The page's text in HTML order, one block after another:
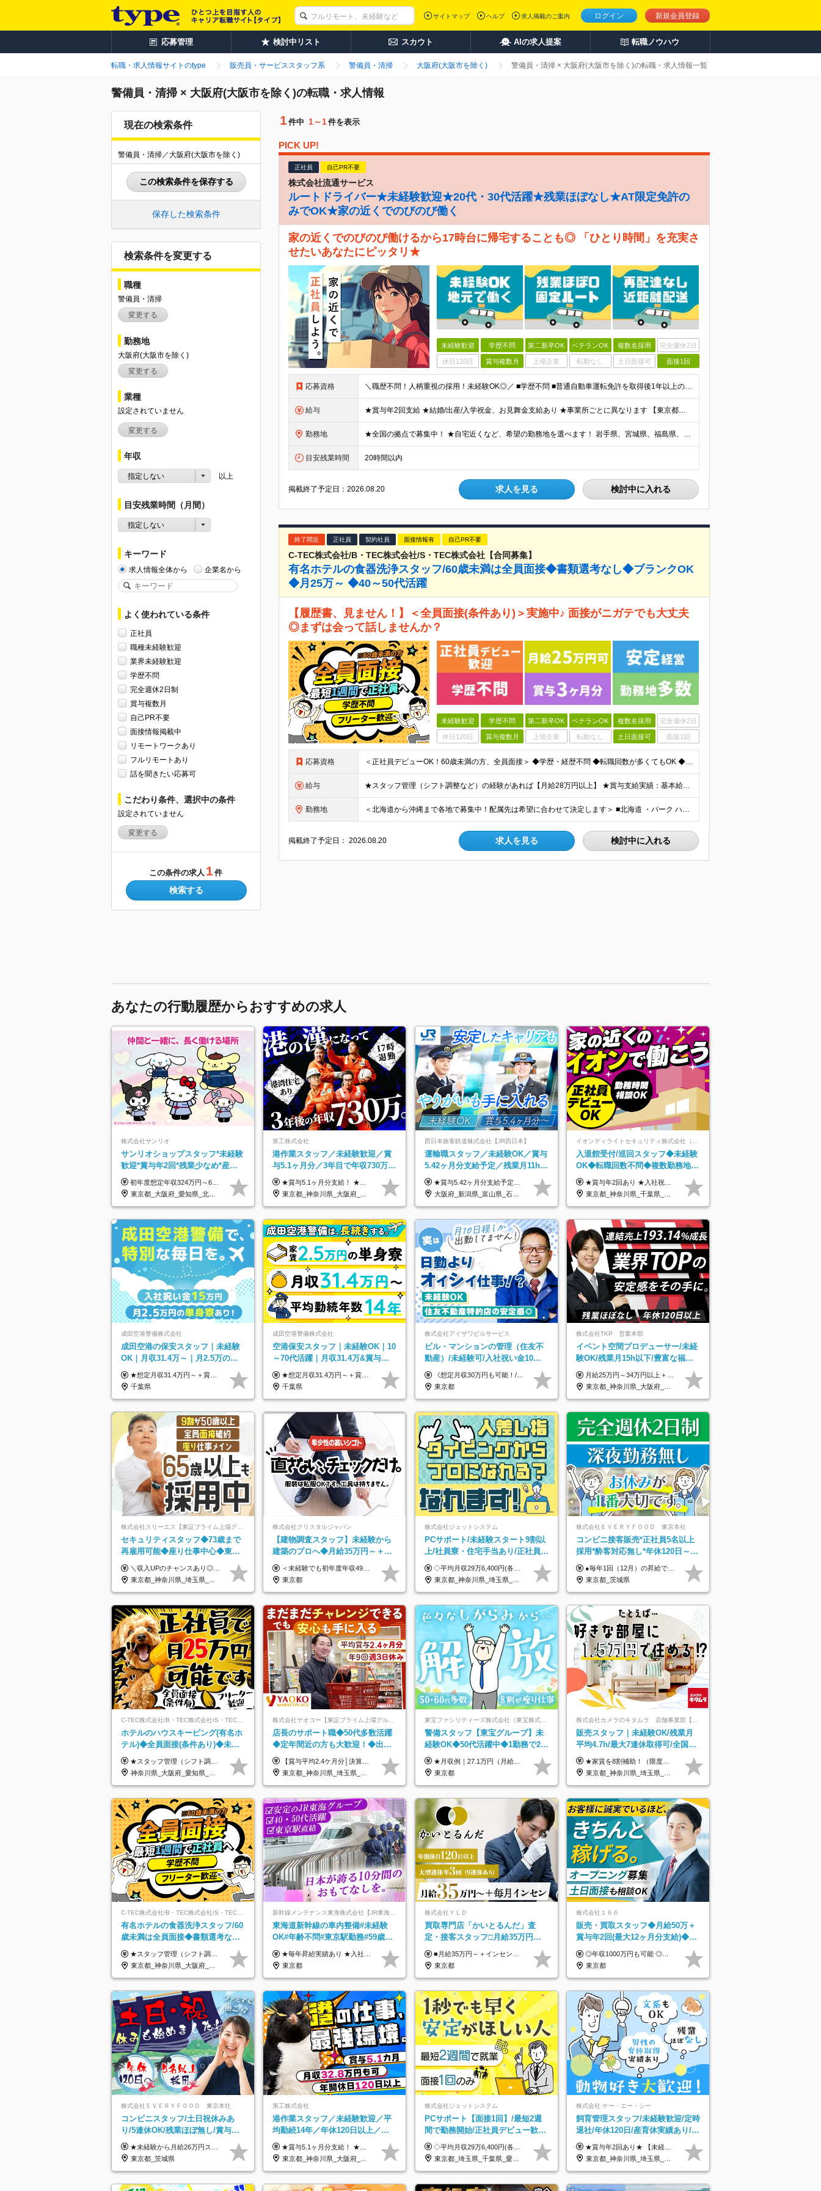
ログイン 新規会員登録
サイトマップ ヘルプ 求人掲載のご案内
応募管理 検討中リスト スカウト AIの求人提案 転職ノウハウ
転職・求人情報サイトのtype 販売員・サービススタッフ系 警備員・清掃 大阪府(大阪市を除く) 警備員・清掃 × 大阪府(大阪市を除く)の転職・求人情報一覧
警備員・清掃 × 大阪府(大阪市を除く)の転職・求人情報
現在の検索条件
警備員・清掃／大阪府(大阪市を除く)
この検索条件を保存する
保存した検索条件
検索条件を変更する
職種
警備員・清掃
変更する
勤務地
大阪府(大阪市を除く)
変更する
業種
設定されていません
変更する
年収
指定しない 以上
目安残業時間（月間）
指定しない
キーワード
求人情報全体から 企業名から
よく使われている条件
正社員
職種未経験歓迎
業界未経験歓迎
学歴不問
完全週休2日制
賞与複数月
自己PR不要
面接情報掲載中
リモートワークあり
フルリモートあり
話を聞きたい応募可
こだわり条件、選択中の条件
設定されていません
変更する
この条件の求人 1 件
検索する
1 件中 1～1件を表示
PICK UP!
正社員 自己PR不要
株式会社流通サービス
ルートドライバー★未経験歓迎★20代・30代活躍★残業ほぼなし★AT限定免許の
みでOK★家の近くでのびのび働く
家の近くでのびのび働けるから17時台に帰宅することも◎ 「ひとり時間」を充実さ
せたいあなたにピッタリ★
未経験歓迎 学歴不問 第二新卒OK ベテランOK 複数名採用 完全週休2日
休日120日 賞与複数月 上場企業 転勤なし 土日面接可 面接1回
応募資格 ＼職歴不問！人柄重視の採用！未経験OK◎／ ■学歴不問 ■普通自動車運転免許を取得後1年以上の方（AT限定可） ※一部勤務地で「2017年3月12日以降の取得者は要準中型免許」 ■44歳以下(※例外
給与 ★賞与年2回支給 ★結婚/出産/入学祝金、お見舞金支給あり ★事業所ごとに異なります 【東京都】 月給284,000円～298,540円 【神奈川県/千葉県】 月給284,000円 【埼玉県】 月給2
勤務地 ★全国の拠点で募集中！ ★自宅近くなど、希望の勤務地を選べます！ 岩手県、宮城県、福島県、新潟県、栃木県、茨城県、埼玉県、千葉県、東京都、神奈川県、山梨県、長野県、静岡県、滋賀県、兵庫県、岡山県、広
目安残業時間 20時間以内
掲載終了予定日：2026.08.20 求人を見る 検討中に入れる
終了間近 正社員 契約社員 面接情報有 自己PR不要
C-TEC株式会社/B・TEC株式会社/S・TEC株式会社【合同募集】
有名ホテルの食器洗浄スタッフ/60歳未満は全員面接◆書類選考なし◆ブランクOK
◆月25万～ ◆40～50代活躍
【履歴書、見ません！】＜全員面接(条件あり)＞実施中♪ 面接がニガテでも大丈夫
◎まずは会って話しませんか？
未経験歓迎 学歴不問 第二新卒OK ベテランOK 複数名採用 完全週休2日
休日120日 賞与複数月 上場企業 転勤なし 土日面接可 面接1回
応募資格 ＜正社員デビューOK！60歳未満の方、全員面接＞ ◆学歴・経歴不問 ◆転職回数が多くてもOK ◆未経験／第二新卒OK ◆ブランクありOK ◆60歳未満の方（※定年年齢を上限として募集するため） ☆普
給与 ★スタッフ管理（シフト調整など）の経験があれば【月給28万円以上】 ★賞与支給実績：基本給の2ヶ月分～3ヶ月分 ＝＝ライフスタイルに合わせて働き方を選べます＝＝ ■正社員 ＜未経験者＞月給25万円～
勤務地 ＜北海道から沖縄まで各地で募集中！配属先は希望に合わせて決定します＞ ■北海道 ・パーク ハイアット ニセコ HANAZONO ★住み込み可 北海道虻田郡倶知安町字岩尾別328-47 ■東京都 ・
掲載終了予定日：2026.08.20 求人を見る 検討中に入れる
あなたの行動履歴からおすすめの求人
株式会社サンリオ
サンリオショップスタッフ*未経験
歓迎*賞与年2回*残業少なめ*産育
休取得実績豊富*可愛い制服*社割
有
初年度想定年収324万円～690万円！ ◆全国一律 月給230,000円～＋賞与＋通勤手当＋役職手当＋時間外手当 《手当充実！》 ＊昇給/年1回 ＊賞与/年2回（7月/12月） ＊通勤手当：交通費支給（規定あり） ＊時間外手当 ＊販売職手当 ＊役職手当 《キャリアパス》 ▼店長（32歳）／年収400万円 ▼トレーナー（37歳）／年収500万円 ▼SV（40歳）／年収570万円 ※SVとして活躍された場合、574万円以上に昇給も目指せます。 日頃のお店での頑張りをしっかり評価する体制を整えており、 ご自身の努力次第で昇給する制度を用意しています！ 《ゆくゆくは・・・》 ■店舗スタッフをとりまとめ、お店づくりを主体で行う店長へ ■複数店舗を統括するトレーナーへとキャリアアップ ■様々な規模の店舗を経験しSVとして活躍した後は、本社の教育担当や店舗支援を担う本部スタッフとして活躍いただけます。 ※経験・能力を考慮の上、当社規定により優遇いたします。 ※入社日から6カ月間の試用期間あり。その間の待遇に差異はありません。
東京都_大阪府_愛知県_北海道_栃木県_静岡県_兵庫県_京都府_福岡県
第工株式会社
港作業スタッフ／未経験歓迎／賞
与5.1ヶ月分／3年目で年収730万円
も可／食事手当あり／年休120日以
上
★賞与5.1ヶ月分支給！ ★入社3年目・30代で年収730万円の先輩も活躍中！ ★入社1年目・20代で月収29万円の実績あり 月給：22.5万円～30.5万円＋各種手当＋賞与年2回＋残業代全額支給 ※経験・能力などを考慮のうえ決定します ※上記月給には食事手当(5000円／月）を含みます ※残業代は分単位で100％支給いたします ※試用期間3ヶ月。その間の給与・待遇に差異はありません 【月収例】 ◆33.5万円／31歳 入社7か月 ◆38.5万円／32歳 入社1年目 ◆48.4万円／44歳 入社12年目 ※経験・能力などを考慮のうえ決定 ※月収・給与例には休日手当も含みます 【手当詳細】 ◆交通費規定支給（上限3万5000円／月） ◆時間外手当全額支給 ◆休日出勤手当 ◆港湾住宅あり（1R・2万円台～） ◆資格取得支援制度：全額負担 ◆地域手当：関東地区1万円／月
東京都_神奈川県_大阪府_愛知県_兵庫県
西日本旅客鉄道株式会社【JR西日本】
運輸職スタッフ／未経験OK／賞与
5.42ヶ月分支給予定／残業月11h程
／年休119日+有給平均18.7日
★賞与5.42ヶ月分支給予定あり！ （大卒以上）月給24万1,692円～39万5,780円＋各種手当＋賞与2回 （高卒以上）月給22万2,662円～39万5,780円＋各種手当＋賞与2回 ※上記は2025年度新卒支払額（京阪神地区）となります ※勤務地・学歴で異なり、ご経験・能力等をふまえた金額を加算します ※残業代は別途全額支給します ※当社規程に基づき決定します ※試用期間あり（3ヶ月／待遇に変更はありません） ※基本給以外の諸手当として扶養・職務・時間外・通勤手当等を支給します ※京阪神地区以外の勤務地の場合 月給（大卒）23万0,706円～／月給（高卒）21万2,541円～となります
大阪府_新潟県_富山県_石川県_福井県_三重県_兵庫県_京都府_滋賀県_奈良県_和歌山県_広島県_岡山県_鳥取県_島根県_山口県_福岡県
入退館受付/巡回スタッフ◆未経験
OK◆転職回数不問◆複数勤務地で
募集中◆ブランクありOK◆室内業
務がメイン
★賞与年2回あり ★入社祝い金3万円支給 ★出産祝い金や育児支援金などの手当も充実！ ≪給与モデル≫ 【東京】基本給27万2780円/月給＋時間外手当（25h） 【愛知】基本給25万4990円/月給＋時間外手当（25h） 【大阪】基本給25万4990円/月給＋時間外手当（25h） 【福岡】基本給23万7200円/月給＋時間外手当（25h） -------------- ▽各地の給与は下記をご確認ください！ ■北海道 月給20万円～ ■東北 月給20万円～ ■北関東 埼玉／月給22万5000円～ 茨城・群馬・新潟／月給20万円～ ■南関東 東京・神奈川／月給23万円～ 千葉／月給22万5000円～ 山梨／月給20万円～ ■中部 愛知／月給21万5000円～ 長野・岐阜・三重／月給20万円～ ■関西 大阪／月給21万5000円～ 京都・兵庫／月給21万円～ 滋賀・奈良／月給20万円～ ■中四国 岡山・山口・四国・広島／月給20万円～ ■九州 福岡・鹿児島・長崎／月給20万円～
東京都_神奈川県_千葉県_北海道_福島県_長野県_岐阜県_三重県_京都府_福岡県
成田空港警備株式会社
成田空港の保安スタッフ｜未経験
OK｜月収31.4万～｜月2.5万の単
身寮｜住宅手当&家族手当｜入社
祝い金15万
★想定月収31.4万円～＋賞与年2回（59万円以上） ★入社お祝い金15万円支給 ★水道+光熱費無料の家賃がリーズナブルな社員寮(単身寮)あり！ ★住宅手当&家族手当あり 月給24万5000円以上(基本給21万1000円＋業務別手当35,000円)＋賞与年2回（賞与支給額：59万円以上を想定）＋残業代全額 ※みなし残業なし！残業代は全額支給します。 ※資格手当・深夜手当など、様々な手当をご用意しています。 ※入社お祝い金は１か月経過後、3ヶ月経過後、6ヶ月経過後に各5万円ずつ給与に加算して支給いたします。 ※指定の検定資格をお持ちの方には別途手当を支給します。入社後に取得した場合は給与に加算し支給します。 ・施設警備 1級7,000円 2級4,000円 ・交通誘導 1級7,000円 2級4,000円 ・雑踏警備 1級7,000円 2級4,000円 など
千葉県
成田空港警備株式会社
空港保安スタッフ｜未経験OK｜10
～70代活躍｜月収31.4万&賞与年2
回｜家族・住宅手当｜光熱費0円の
単身寮
★想定月収31.4万円～＋賞与年2回（59万円以上） ★入社お祝い金15万円支給 ★水道+光熱費無料の家賃がリーズナブルな社員寮(単身寮)あり！ 月給24万5000円以上(基本給21万1000円＋業務別手当35,000円)＋賞与年2回（賞与支給額：59万円以上を想定）＋残業代全額 ※みなし残業なし！残業代は全額支給します。 ※資格手当・深夜手当など、様々な手当をご用意しています。 ※入社お祝い金は１か月経過後、3ヶ月経過後、6ヶ月経過後に各5万円ずつ給与に加算して支給いたします。 ※指定の検定資格をお持ちの方には別途手当を支給します。入社後に取得した場合は給与に加算し支給します。 ・施設警備 1級7,000円 2級4,000円 ・交通誘導 1級7,000円 2級4,000円 ・雑踏警備 1級7,000円 2級4,000円 など
千葉県
株式会社アイザワビルサービス
ビル・マンションの管理（住友不
動産）/未経験可/入社祝い金10万
円/月収30万円可/40～50代活
躍/S102
《想定月収30万円も可能！/想定年収380万円》 ■月給24万5000円以上＋賞与年2回(2カ月/2025年実績)＋時間外手当＋資格手当＋役職手当＋交通費 ………… ≪昇給、賞与、および各種諸手当について≫ ◇入社お祝い金（10万円 ※3カ月精勤後支給） ◇昇給/年1回 ◇賞与/年2回(2カ月/2025年実績) ◇時間外手当 ◇資格手当 └・ビル設備管理技能士1級（1万円/月） ・ビル設備管理技能士2級（5000円/月） ・建築物環境衛生管理技術者（1万円/月） ・防火管理技能者（3000円/月） ・消防設備士乙4類（3000円/月） 他 ◇役職手当 └・班長/サブリーダー/リーダー（5000円～2万円/月） ◇物件手当（最大2万円 ※物件により異なる） ◇退職金あり ※経験・年齢・能力を考慮した上、当社規定により優遇いたします。 ※3カ月の試用期間あり。その間の給与や福利厚生に差異はありません。 《モデル年収》 ・入社1年/35歳：年収380万円 ・入社3年/38歳：年収400万円
東京都
株式会社TKP 営業本部
イベント空間プロデューサー/未経
験OK/残業月15h以下/豊富な福利
厚生/全国募集/平均有給取得日数
14.9日
月給25万円～34万円以上＋各種手当＋残業代＋賞与年2回（昨年度2～4ヶ月分） 初年度想定年収：350万円～ ＜クラス・経験別の月給目安＞ ■メンバークラス：月給25万円以上 ■店長やSVなどのマネジメント経験者：月給30万円～スタート可 ■リーダークラス：月給34万円以上 ※月給は配属エリア・経験・能力を考慮して決定します（前職の経験・収入をお聞かせください）。 ※上記にはみなし残業手当20～30時間分（メンバー：3万1134円以上、経験5年以上：5万2448円以上、リーダー：5万9441円以上）を含みます。 ※超過分は別途支給いたします。
東京都_神奈川県_大阪府_愛知県_北海道_宮城県_静岡県_京都府_広島県_福岡県
セキュリティスタッフ◆73歳まで
再雇用可能◆座り仕事中心◆東証
プライム上場G◆応募者全員面接
◆賞与年2回
＼収入UPのチャンスあり◎昇給も可能です！／ ◆正社員 月給(地域による）＋グレード手当、深夜手当、残業代（全額支給）等の各種手当＋賞与年2回 ＜東京都／神奈川県（横浜市）＞ 月給21万4000円～27万円 ＜埼玉県／千葉県＞ 月給19万90000円～25万1000円 ＜栃木県／茨城県／山梨県＞ 月給18万4000円～23万6000円 【試用期間】 正社員：3ヵ月 アルバイト：なし ※試用期間と本採用後の給与・待遇に差異はありません ※グレード手当、深夜手当の詳細額は面接にてご案内させていただきます ※正社員は60歳定年のため、60代の方は嘱託社員での採用です。給与条件は嘱託給与となり、退職金と賞与がありません ＼正社員は「グレード認定制」という評価あり！制度勤続年数等に応じて入社時から手当を支給／ ◆グレードI：＋2000円（入社時～） ◆グレードII：＋5000円（在籍1年以上＆当社基準に当てはまる方） ◆グレードIII：＋1万円（社内試験の合格者） ◆アルバイト・パート 東京都:時給1226円 神奈川県:時給1225円 千葉県：時給1140円 埼玉県:時給1141円 栃木県:1068円 茨城県:1074円 山梨県:1052円
東京都_神奈川県_埼玉県_千葉県_茨城県_栃木県_山梨県
株式会社クリスタルジャパン
【建物調査スタッフ】未経験から
建築のプロへ◆月給35万円～＋賞
与年2回◆官公庁・UR直取引◆残
業月10h
＜未経験でも初年度年収490万円～＞ ◆月給35万円～65万円＋賞与年2回（7月・12月） 【なぜ未経験に35万円を払えるのか】 UR都市機構様・日本郵政様・官公庁との直取引で中間マージンがなく、修繕・緊急対応だけで年4,000～5,000件。仕事が途切れない基盤があるため、調査を担う人材に相応の給与を支払えます。 【昇給について】 年齢や社歴ではなく、成長と貢献に応じて昇給する仕組みです。1回の昇給で年収100万円UPした社員もいます。 ※経験・スキルに応じて加給・優遇いたします ※試用期間3ヶ月（その間の給与・待遇に差異はありません） ※上記月給には、固定残業代（月45時間分／8.8万円～16.5万円）を含みます。超過分は別途全額支給します ※実際の残業は月平均10時間程度です。固定残業代は残業の有無にかかわらず全額支給します 【固定残業代について】 固定残業45時間分（88,000円～165,000円）を含む ※超過分は別途全額支給
東京都
株式会社ジェットシステム
PCサポート/未経験スタート9割以
上/社員寮・住宅手当あり/正社員デ
ビューOK/20代～30代活躍中/全国
募集
◇平均月収29万6,400円(各種手当含む) ◇住宅手当⇒最大家賃の半額支給 ◇賞与年2回支給 ■月給22万5,000円以上＋地域手当＋時間外手当＋住宅手当＋家族手当 ※経験やスキルに応じて給与を決定します ※試用期間2ヶ月あり（期間内は時給1,060円以上となります） └地域により上がる可能性があり／例：東京都時給1,370円 └その他待遇に差異なし ＜モデル月収例＞ 1年目：296,400円 3年目：320,000円 【固定残業代について】 なし（残業代は、実際の労働時間に応じて別途全額支給）
東京都_神奈川県_埼玉県_千葉県_大阪府_愛知県_北海道_青森県_岩手県_宮城県_秋田県_山形県_福島県_茨城県_群馬県_新潟県_山梨県_長野県_富山県_石川県_静岡県_岐阜県_三重県_兵庫県_京都府_滋賀県_奈良県_和歌山県_広島県_岡山県_鳥取県_島根県_山口県_徳島県_香川県_愛媛県_高知県_福岡県_熊本県_佐賀県_長崎県_大分県_宮崎県_沖縄県
株式会社ＥＶＥＲＹＦＯＯＤ 東京本社
コンビニ接客販売*正社員5名以上
採用*酔客対応無し*年休120日～*
創業59年の安定基盤*コンビニ経験
者優遇
●毎年1回（12月）の昇給で給与にしっかり反映！ ●賞与年2回あり（6月・12月） 月給26万円＋賞与年2回＋交通費全額支給 役職の有無にかかわらず、日々の頑張りは正当に評価します！ リーダー・店長昇格後は等級に合わせて給与UP＋役職手当があるので、 納得感を持って働くことができます◎ ※経験・スキルを考慮の上、決定します ※上記金額には固定残業代（21時間分・3万7300円以上）を含みます。超過分は別途全額支給します ※試用期間3ヶ月間あり（期間中の給与・待遇に差異はありません）
東京都_茨城県
ホテルのハウスキーピング(有名ホ
テル)◆全員面接(条件あり)◆未経
験OK◆リゾート地も選べる◆月25
万円
★スタッフ管理（シフト調整など）の経験があれば【月給28万円以上】 ★賞与支給実績：基本給の2ヶ月分～3ヶ月分 ＝＝ライフスタイルに合わせて働き方を選べます＝＝ ■正社員 ＜未経験者＞月給25万円(寮なしの場合)～35万円＋賞与年2回 ＜経験者＞月給28万円～35万円＋賞与年2回 ※寮をご利用の場合は月給22万円～ ※経験やスキルに応じて決定します ※残業代全額支給 ※試用期間（3ヶ月間）中の雇用形態や待遇に差異はありません ※正社員の場合、転勤の可能性あり ■契約社員 月給22万円～＋残業代全額支給 ※契約社員の場合、賞与の支給および転勤の可能性はありません ※勤務時間や勤務日数の希望があればご相談に応じます ※試用期間なし ※契約の更新 有(勤務状況により判断する) 更新上限 有(通算契約期間の上限 1年/更新回数の上限 なし)
神奈川県_大阪府_愛知県_北海道_兵庫県_京都府_広島県_福岡県_大分県_宮崎県_鹿児島県_沖縄県
店長のサポート職◆50代多数活躍
◆定年間近の方も大歓迎！◆出勤
はお昼から◆平均賞与2.4ヶ月分◆
残業少なめ
【賞与平均2.4ケ月分│決算賞与も20年以上連続で支給中！】 ＜月収例＞ 月収29万円（地域限定正社員／残業代・各種手当含む） 月収26万円（契約社員／残業代・各種手当含む） ◆月給：月給258,400円～361,500円＋残業代＋各種手当 ※給与は前職での経験、スキルを考慮し、決定します ※残業代は全額支給します ※契約社員としてご入社いただく方は、賞与額に差異あり。詳細は面接でお話しします ※試用期間3ヶ月あり。条件に変更はありません ※契約社員の場合：契約期間12カ月（更新あり） ※60歳未満でご入社いただいた方も、60歳になったタイミングで雇用形態は契約社員に切り替えとなります。
東京都_神奈川県_埼玉県_千葉県_茨城県_栃木県_群馬県
東宝ファシリティーズ株式会社（東宝株式会社100％出資）
警備スタッフ【東宝グループ】未
経験OK◆50代活躍中◆1勤務で2日
分休み◆8割が座り仕事◆賞与年2
回
★月収例｜27.1万円（月給+残業代2.4万円+資格手当0.2万円+家族手当0.85万円） ★賞与年2回＆充実した手当あり！ ■月給23万6,500円～＋賞与年2回＋各種手当 ┗月給には職務手当19,500円、調整手当15,000円、住宅手当18,500円、契約社員手当1,500円を含みます ※試用期間4ヶ月(期間中の給与・待遇の差異はありません) ━━━━━━━━━━ 各種手当も充実！ ━━━━━━━━━━ ★家族手当 ★役付手当 ★資格手当 ★年末年始勤務手当 ★交通費支給（月5万円以内／6ヶ月分の定期代を支給） ★残業・深夜残業手当（全額支給） ━━━━━━━━━━ 給与支給日は毎月25日です ━━━━━━━━━━ 例：1月1日付入社の場合 1月25日に基本給+変動しない手当を支給 2月25日に前月分の残業手当など変動する手当を支給
東京都
販売スタッフ｜未経験OK/残業月
平均4.7h/最大7連休取得可/全国募
集/家賃8割を会社が負担/賞与年2
回
★家賃を8割補助！（限度額は地域により異なる） ※転勤による引っ越しが発生する場合 ＝＝＝＝＝＝＝＝＝＝＝＝＝＝＝＝＝＝＝＝＝＝＝ 例えば、家賃7.5万円なら6万円は会社で負担。 あなたが支払うのは、たったの1.5万円です！ 年間では自己負担額が約72万ほどお得になります！ ＝＝＝＝＝＝＝＝＝＝＝＝＝＝＝＝＝＝＝＝＝＝＝ 月給22万8,700円～26万3,100円＋賞与年2回（初回の支給は当社規定による）＋残業手当 ＜実際の給与例＞ *24歳:月給23万4,700円＋賞与年2回（初回の支給は当社規定による）＋残業手当＋諸手当 ※上記はあくまで参考月給です。ご経歴・年齢を考慮し、当社規定により決定します ※評価により昇給あり ※残業代は別途支給あり ※試用期間2ヶ月あり（期間中の給与・待遇に差異はありません） 【実在する社員の年収モデル】 年収530万円（30歳） 年収820万円（40歳） 【入社時の想定年収】 330万円～900万円
東京都_神奈川県_埼玉県_千葉県_大阪府_愛知県_北海道_青森県_宮城県_秋田県_山形県_茨城県_群馬県_新潟県_長野県_富山県_静岡県_三重県_兵庫県_京都府_広島県_岡山県_鳥取県_山口県_徳島県_香川県_愛媛県_福岡県_熊本県_佐賀県_長崎県_大分県_宮崎県_鹿児島県
C-TEC株式会社/B・TEC株式会社/S・TEC株式会社【合同募集】
有名ホテルの食器洗浄スタッフ/60
歳未満は全員面接◆書類選考なし
◆ブランクOK◆月25万～ ◆40～
50代活躍
★スタッフ管理（シフト調整など）の経験があれば【月給28万円以上】 ★賞与支給実績：基本給の2ヶ月分～3ヶ月分 ＝＝ライフスタイルに合わせて働き方を選べます＝＝ ■正社員 ＜未経験者＞月給25万円～35万円＋賞与年2回 ＜経験者＞月給28万円～35万円＋賞与年2回 ※経験やスキルに応じて決定します ※残業代全額支給 ※試用期間（3ヶ月間）中の雇用形態や待遇に差異はありません ※正社員の場合、転勤の可能性あり ■契約社員 月給22万円～＋残業代全額支給 ※契約社員の場合、賞与の支給および転勤の可能性はありません ※勤務時間や勤務日数の希望があればご相談に応じます ※試用期間なし ※契約の更新 有(勤務状況により判断する) 更新上限 有(通算契約期間の上限 1年/更新回数の上限 なし)
東京都_神奈川県_大阪府_愛知県_北海道_京都府_福岡県_沖縄県
新幹線メンテナンス東海株式会社【JR東海グループ】
東海道新幹線の車内整備#未経験
OK#年齢不問#東京駅勤務#59歳ま
で正社員登用可＆登用実績多数！
★毎年昇給実績あり ★入社3年で430万円も可(正社員登用された場合) ■入社時月収例：25万2840円(1万2040円×21日)＋賞与支給実績有（年2回・2025年度） 日給1万2040円 ※別途「超過勤務手当、祝繁手当、特殊手当」の支給有 ※試用期間中（2ヶ月）の待遇・雇用形態に差異はございません
東京都
株式会社ＹＬＤ
買取専⾨店「かいとるんだ」査
定・接客スタッフ□⽉給35万円以
上＋毎⽉インセン□年休120日以上
□土日休み
■月給35万円～＋インセンティブ＋各種手当 ※固定残業代（月45時間分87,600円～）を含む。超過した場合は別途残業代を支給いたします ※経験・年齢などを考慮の上、決定します ※試用期間3ヶ月あり（待遇に変動なし）
東京都
株式会社１６６
販売・買取スタッフ◆月給50万＋
賞与年2回(最大12ヶ月分支給)◆前
職給与保証◆年収1000万可◆オー
プニング
◎年収1000万円も可能 ◎複雑な条件やノルマは一切なし！ 頑張った分だけシンプルに還元される給与体系です。 経験者の方には「前職給与保証」をお約束します！ ■月給50万円～80万円（役職手当を含む） ★平均月収：60～70万円程度 ★「〇件以上で支給」といった複雑な条件やノルマの縛りは一切ありません。 お客様に寄り添い、利益が出た分はしっかりとあなたの給与へ還元します！ ※経験・能力を考慮のうえ決定します。 ※試用期間3ヶ月あり。その間の待遇・給与に差異はありません。 ※上記の金額は固定残業代（20時間/5万円～）含んだ金額です。 超過分は別途記載します。
東京都
株式会社ＥＶＥＲＹＦＯＯＤ 東京本社
コンビニスタッフ/土日祝休みあ
り/5連休OK/残業ほぼ無し/賞与年2
回/トイレ掃除・夜勤無し/面接1回
★未経験から月給26万円スタート！ ★毎年1回（12月）の昇給＋賞与（年2回）で給与にしっかり反映！ 月給26万円＋賞与年2回＋交通費全額支給 ※リーダー・店長昇格後は基本給2万円UP＋役職手当支給 ※経験・スキルを考慮の上、決定します ※上記金額には固定残業代（21時間分・3万7300円以上）を含みます。超過分は別途全額支給します ※試用期間3ヶ月間あり（期間中の給与・待遇に差異はありません）
東京都_茨城県
第工株式会社
港作業スタッフ／未経験歓迎／平
均勤続14年／年休120日以上／食
事手当・家族手当あり／賞与5.1ヶ
月分
★賞与5.1ヶ月分支給！ ★入社3年目・30代で年収730万円の先輩も活躍中！ ★入社1年目・20代で月収29万円の実績あり 月給：22.5万円～30.5万円＋各種手当＋賞与年2回＋残業代全額支給 ※経験・能力などを考慮のうえ決定します ※上記月給には食事手当(5000円／月）を含みます ※残業代は分単位で100％支給いたします ※試用期間3ヶ月。その間の給与・待遇に差異はありません 【月収例】 ◆33.5万円／31歳 入社7か月 ◆38.5万円／32歳 入社1年目 ◆48.4万円／44歳 入社12年目 ※経験・能力などを考慮のうえ決定 ※月収・給与例には休日手当も含みます 【手当詳細】 ◆交通費規定支給（上限3万5000円／月） ◆時間外手当全額支給 ◆休日出勤手当 ◆港湾住宅あり（1R・2万円台～） ◆資格取得支援制度：全額負担 ◆地域手当：関東地区1万円／月
東京都_神奈川県_大阪府_愛知県_兵庫県
株式会社ジェットシステム
PCサポート【面接1回】/最短2週
間で勤務開始/正社員デビュー歓迎/
未経験9割以上/社員寮・住宅手当
あり
◇平均月収29万6,400円(各種手当含む) ◇住宅手当⇒最大家賃の半額支給 ◇賞与年2回支給 ■月給22万5,000円以上＋地域手当＋時間外手当＋住宅手当＋家族手当 ※経験やスキルに応じて給与を決定します ※試用期間2ヶ月あり（期間内は時給1,060円以上となります） └地域により上がる可能性があり／例：東京都時給1,370円 └その他待遇に差異なし ＜モデル月収例＞ 1年目：296,400円 3年目：320,000円 【固定残業代について】 なし（残業代は、実際の労働時間に応じて別途全額支給）
東京都_埼玉県_千葉県_愛知県_北海道_群馬県_長野県_富山県_石川県_静岡県_香川県_高知県_熊本県_長崎県_沖縄県
株式会社 ケー・エー・シー
飼育管理スタッフ/未経験歓迎/定時
退社/年休120日/産育休実績あり/連
休取得OK/賞与年2回/急募求人
★賞与年2回あり★ 【未経験の方】月給20万7,750円～＋賞与年2回＋残業代全額支給＋交通費支給 【生物系大卒の方】月給21万3,750円～＋賞与年2回＋残業代全額支給＋交通費支給 ★手当が充実★ ・資格手当（実験動物技術者2級：月3,000円、1級：月7,000円） ・家族手当 ・住宅費用補助（転居を伴う転勤の場合：最大5年間支給） ・残業代全額支給 ※入社5年目程度で賞与4.6ヶ月分の支給実績あり ※月給の金額は、能力やスキルを考慮して決定します ※試用期間6ヶ月あり（雇用形態・給与・待遇に差異なし）
東京都_神奈川県_埼玉県_大阪府_愛知県_茨城県_三重県_京都府_佐賀県